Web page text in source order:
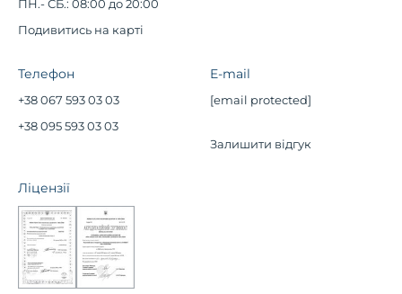
ПН.- СБ.: 08:00 до 20:00
Подивитись на карті
Телефон
+38 067 593 03 03
+38 095 593 03 03
E-mail
[email protected]
Залишити відгук
Ліцензії